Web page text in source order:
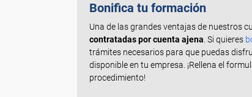
Bonifica tu formación
Una de las grandes ventajas de nuestros
contratadas por cuenta ajena . Si quieres
trámites necesarios para que puedas
disponible en tu empresa. ¡Rellena el
procedimiento!